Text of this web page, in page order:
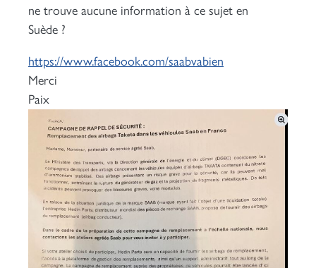
ne trouve aucune information à ce sujet en
Suède ?
https://www.facebook.com/saabvabien
Merci
Paix